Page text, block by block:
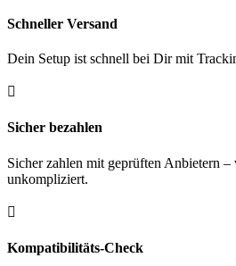
Menge
Schneller Versand
Dein Setup ist schnell bei Dir mit

Sicher bezahlen
Sicher zahlen mit geprüften Anbietern –
unkompliziert.

Kompatibilitäts-Check